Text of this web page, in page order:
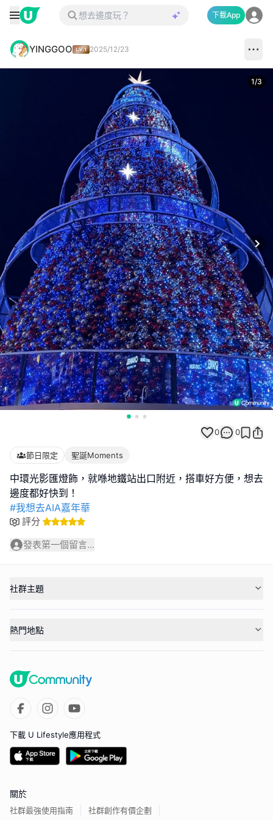
下載App
YINGGOO 2025/12/23
1/3
0 0
節日限定 聖誕Moments
中環光影匯燈飾，就喺地鐵站出口附近，搭車好方便，想去
#我想去AIA嘉年華
評分
發表第一個留言...
社群主題
熱門地點
下載 U Lifestyle應用程式
關於
社群最強使用指南 社群創作有價企劃